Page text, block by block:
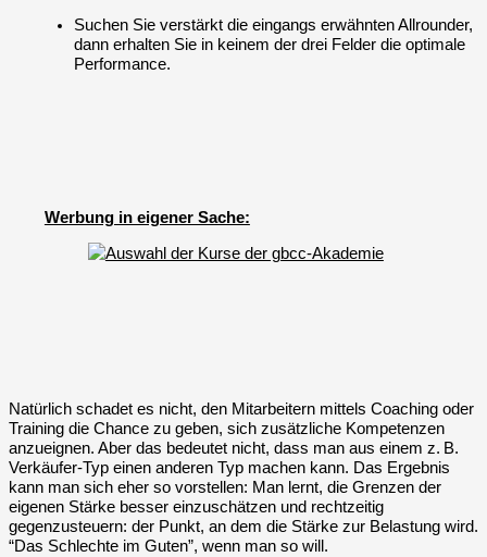
Suchen Sie verstärkt die eingangs erwähnten Allrounder,
dann erhalten Sie in keinem der drei Felder die optimale
Performance.
Werbung in eigener Sache:
Natürlich schadet es nicht, den Mitarbeitern mittels Coaching oder
Training die Chance zu geben, sich zusätzliche Kompetenzen
anzueignen. Aber das bedeutet nicht, dass man aus einem z. B.
Verkäufer-Typ einen anderen Typ machen kann. Das Ergebnis
kann man sich eher so vorstellen: Man lernt, die Grenzen der
eigenen Stärke besser einzuschätzen und rechtzeitig
gegenzusteuern: der Punkt, an dem die Stärke zur Belastung wird.
“Das Schlechte im Guten”, wenn man so will.